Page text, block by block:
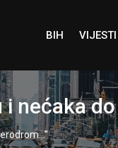
BIH VIJESTI
nećaka